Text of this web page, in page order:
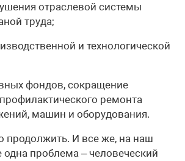
отраслевой системы
труда;
и технологической
фондов, сокращение
ремонта
машин и оборудования.
продолжить. И все же, на наш
одна проблема – человеческий